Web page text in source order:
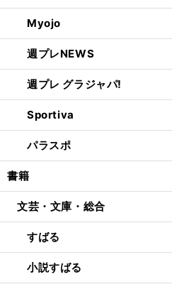
Myojo
週プレNEWS
週プレ グラジャパ!
Sportiva
パラスポ
書籍
文芸・文庫・総合
すばる
小説すばる